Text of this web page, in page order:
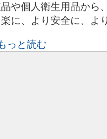
や個人衛生用品から
に、より安全に、よ
っと読む